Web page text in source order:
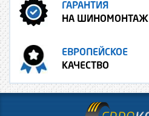
ГАРАНТИЯ
НА ШИНОМОНТАЖ
ЕВРОПЕЙСКОЕ
КАЧЕСТВО